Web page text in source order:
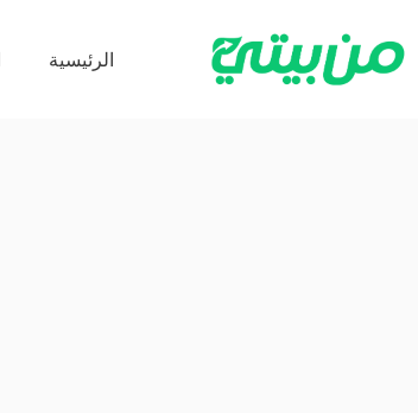
الرئيسية